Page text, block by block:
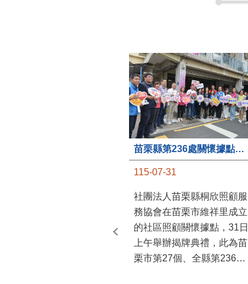
苗栗縣第236處關懷據點在苗栗市維祥里揭牌
115-07-31
社團法人苗栗縣桐欣照顧服
務協會在苗栗市維祥里成立
的社區照顧關懷據點，31日
上午舉辦揭牌典禮，此為苗
栗市第27個、全縣第236處